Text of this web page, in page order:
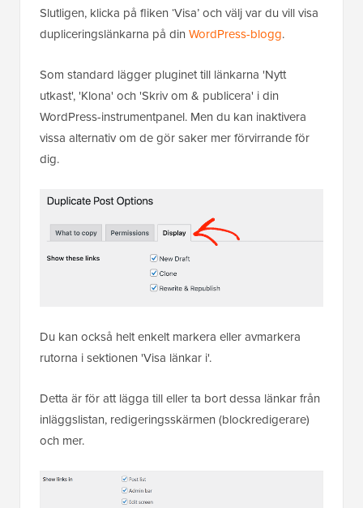
Slutligen, klicka på fliken ‘Visa’ och välj var du vill visa
dupliceringslänkarna på din WordPress-blogg.
Som standard lägger pluginet till länkarna 'Nytt
utkast', 'Klona' och 'Skriv om & publicera' i din
WordPress-instrumentpanel. Men du kan inaktivera
vissa alternativ om de gör saker mer förvirrande för
dig.
Du kan också helt enkelt markera eller avmarkera
rutorna i sektionen 'Visa länkar i'.
Detta är för att lägga till eller ta bort dessa länkar från
inläggslistan, redigeringsskärmen (blockredigerare)
och mer.